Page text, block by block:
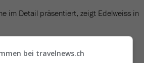
im Detail präsentiert, zeigt Edelweiss in
bei travelnews.ch